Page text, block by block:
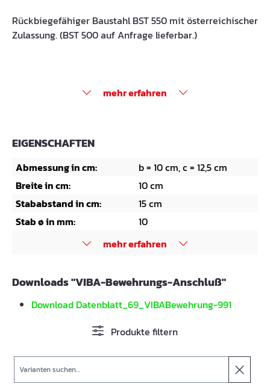
Rückbiegefähiger Baustahl BST 550 mit österreichischer
Zulassung. (BST 500 auf Anfrage lieferbar.)
mehr erfahren
EIGENSCHAFTEN
Abmessung in cm:
b = 10 cm, c = 12,5 cm
Breite in cm:
10 cm
Stababstand in cm:
15 cm
Stab ø in mm:
10
mehr erfahren
Downloads "VIBA-Bewehrungs-Anschluß"
Download Datenblatt_69_VIBABewehrung-991
Produkte filtern